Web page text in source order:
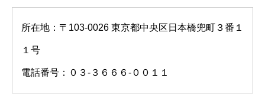
所在地：〒103-0026 東京都中央区日本橋兜町３番１
１号
電話番号：０３-３６６６-００１１